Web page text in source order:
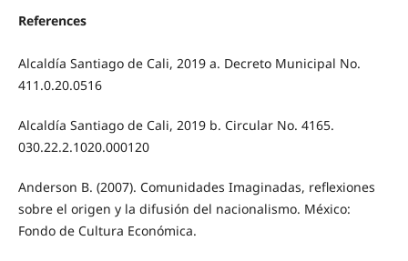
References
Alcaldía Santiago de Cali, 2019 a. Decreto Municipal No.
411.0.20.0516
Alcaldía Santiago de Cali, 2019 b. Circular No. 4165.
030.22.2.1020.000120
Anderson B. (2007). Comunidades Imaginadas, reflexiones
sobre el origen y la difusión del nacionalismo. México:
Fondo de Cultura Económica.